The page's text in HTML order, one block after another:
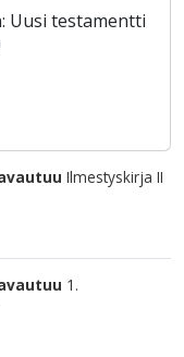
Uusi testamentti
Ilmestyskirja II
1.